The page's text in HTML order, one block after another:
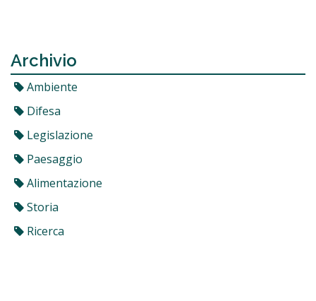
Archivio
Ambiente
Difesa
Legislazione
Paesaggio
Alimentazione
Storia
Ricerca